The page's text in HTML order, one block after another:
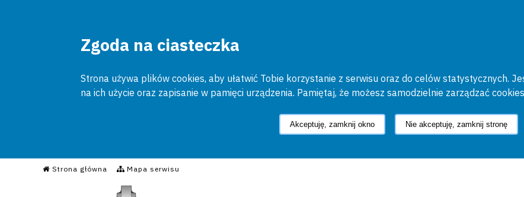
Zgoda na ciasteczka
Strona używa plików cookies, aby ułatwić Tobie korzystanie z serwisu oraz do celów statystycznych.
na ich użycie oraz zapisanie w pamięci urządzenia. Pamiętaj, że możesz samodzielnie zarządzać
Akceptuję, zamknij okno Nie akceptuję, zamknij stronę
Strona główna Mapa serwisu
Informacyjny Serwis Policyjny